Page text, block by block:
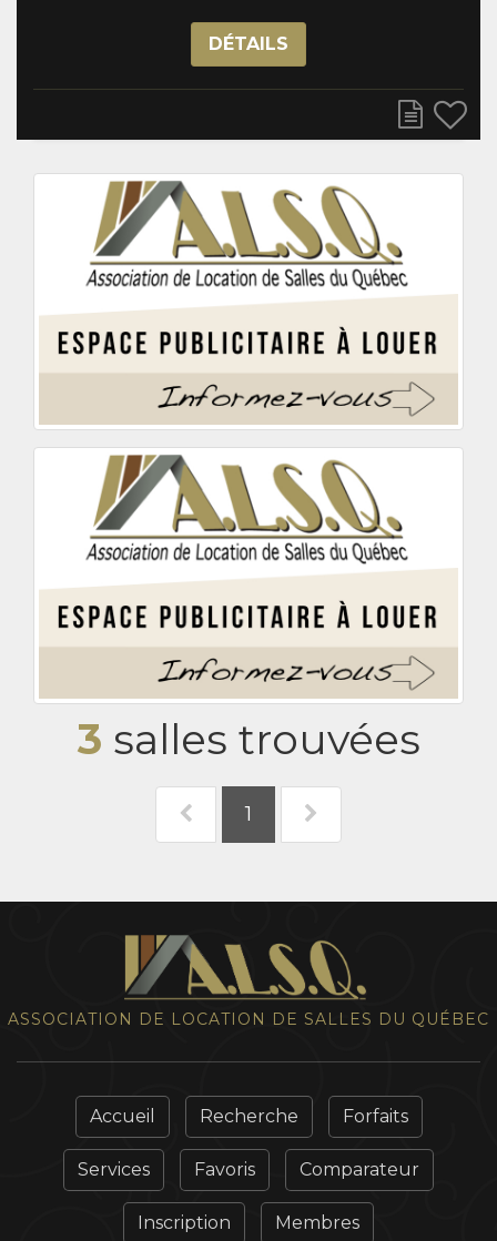
DÉTAILS
3 salles trouvées
1
ASSOCIATION DE LOCATION DE SALLES DU QUÉBEC
Accueil Recherche Forfaits
Services Favoris Comparateur
Inscription Membres